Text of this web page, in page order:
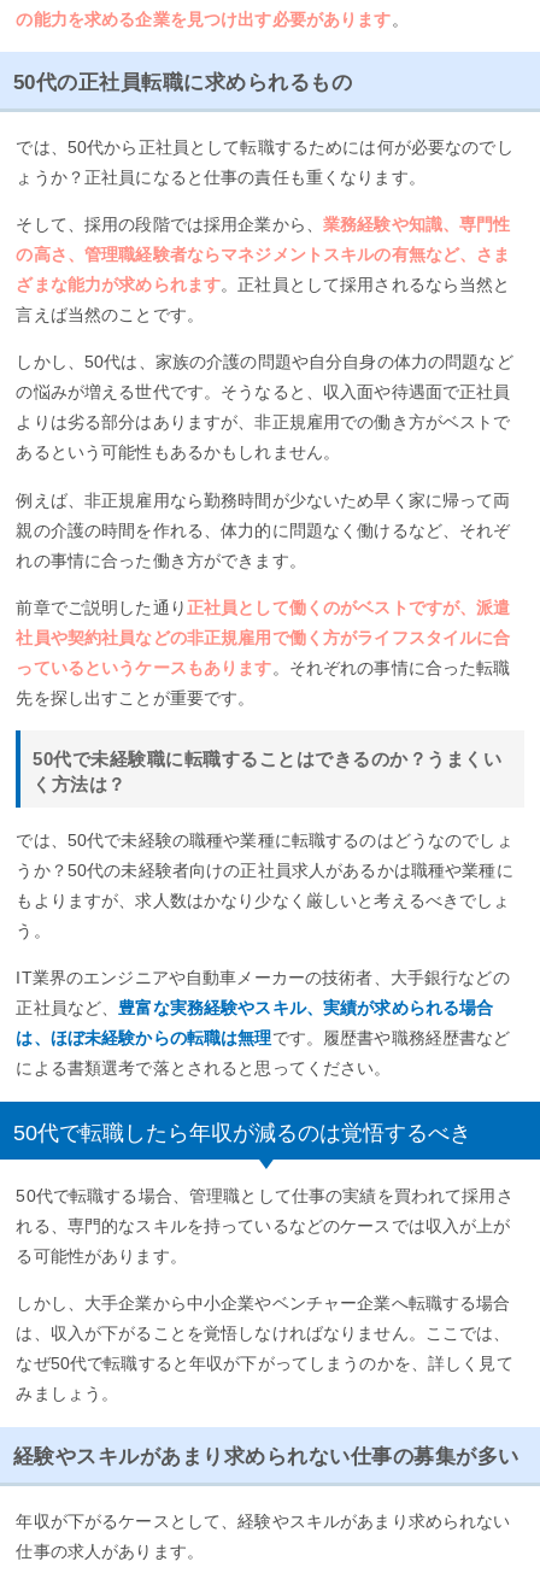
の能力を求める企業を見つけ出す必要があります。
50代の正社員転職に求められるもの
では、50代から正社員として転職するためには何が必要なのでし
ょうか？正社員になると仕事の責任も重くなります。
そして、採用の段階では採用企業から、業務経験や知識、専門性
の高さ、管理職経験者ならマネジメントスキルの有無など、さま
ざまな能力が求められます。正社員として採用されるなら当然と
言えば当然のことです。
しかし、50代は、家族の介護の問題や自分自身の体力の問題など
の悩みが増える世代です。そうなると、収入面や待遇面で正社員
よりは劣る部分はありますが、非正規雇用での働き方がベストで
あるという可能性もあるかもしれません。
例えば、非正規雇用なら勤務時間が少ないため早く家に帰って両
親の介護の時間を作れる、体力的に問題なく働けるなど、それぞ
れの事情に合った働き方ができます。
前章でご説明した通り正社員として働くのがベストですが、派遣
社員や契約社員などの非正規雇用で働く方がライフスタイルに合
っているというケースもあります。それぞれの事情に合った転職
先を探し出すことが重要です。
50代で未経験職に転職することはできるのか？うまくい
く方法は？
では、50代で未経験の職種や業種に転職するのはどうなのでしょ
うか？50代の未経験者向けの正社員求人があるかは職種や業種に
もよりますが、求人数はかなり少なく厳しいと考えるべきでしょ
う。
IT業界のエンジニアや自動車メーカーの技術者、大手銀行などの
正社員など、豊富な実務経験やスキル、実績が求められる場合
は、ほぼ未経験からの転職は無理です。履歴書や職務経歴書など
による書類選考で落とされると思ってください。
50代で転職したら年収が減るのは覚悟するべき
50代で転職する場合、管理職として仕事の実績を買われて採用さ
れる、専門的なスキルを持っているなどのケースでは収入が上が
る可能性があります。
しかし、大手企業から中小企業やベンチャー企業へ転職する場合
は、収入が下がることを覚悟しなければなりません。ここでは、
なぜ50代で転職すると年収が下がってしまうのかを、詳しく見て
みましょう。
経験やスキルがあまり求められない仕事の募集が多い
年収が下がるケースとして、経験やスキルがあまり求められない
仕事の求人があります。